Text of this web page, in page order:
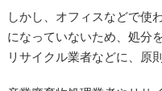
しかし、オフィスなどで使
になっていないため、処分
リサイクル業者などに、原